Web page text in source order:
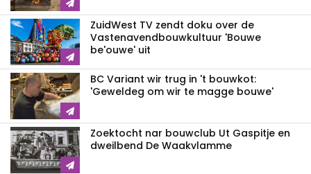
ZuidWest TV zendt doku over de
Vastenavend­bouwkultuur 'Bouwe
be'ouwe' uit
BC Variant wir trug in 't bouwkot:
'Geweldeg om wir te magge bouwe'
Zoektocht nar bouwclub Ut Gaspitje en
dweilbend De Waakvlamme